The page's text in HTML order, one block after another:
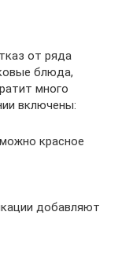
от ряда
блюда,
много
включены:
красное
добавляют